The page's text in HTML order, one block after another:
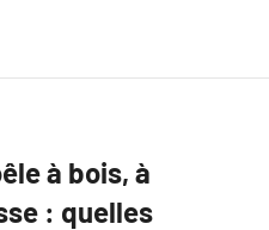
à bois, à
: quelles